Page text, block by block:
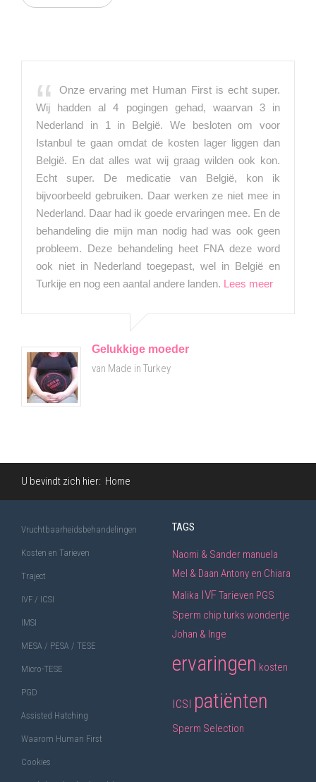
Onze ervaring met Human First is echt super.
Wij hadden al 4 pogingen gehad, waarvan 3 in
Nederland in 1 in België. We besloten om voor
Istanbul te gaan omdat de kosten lager liggen dan
België. En dat alles wat wij graag wilden ook kon.
Echt super. De medicatie van België, kon ik
bijvoorbeeld gebruiken. Daar werken ze niet mee in
Nederland. Daar had ik goede ervaringen mee. En de
behandeling die mijn man nodig had was ook geen
probleem. Deze behandeling heet FNA deze word
ook niet in Nederland toegepast, wel in België en
Turkije en nog een aantal andere landen. Lees meer
Gelukkige moeder
van Made in Turkey
U bevindt zich hier: Home
Vruchtbaarheidsbehandelingen
Kosten en Tarieven
Traject
IVF / ICSI
IMSI
MESA / PESA / TESE
Micro-TESE
PGD
Assisted Hatching
Waarom Human First
Cookies
TAGS
Naomi & Sander manuela
Mel & Daan Antony en Chiara
Malika IVFTarieven PGS
Sperm chip turks wondertje
Johan & Inge
ervaringen kosten
ICSI patiënten
Sperm Selection